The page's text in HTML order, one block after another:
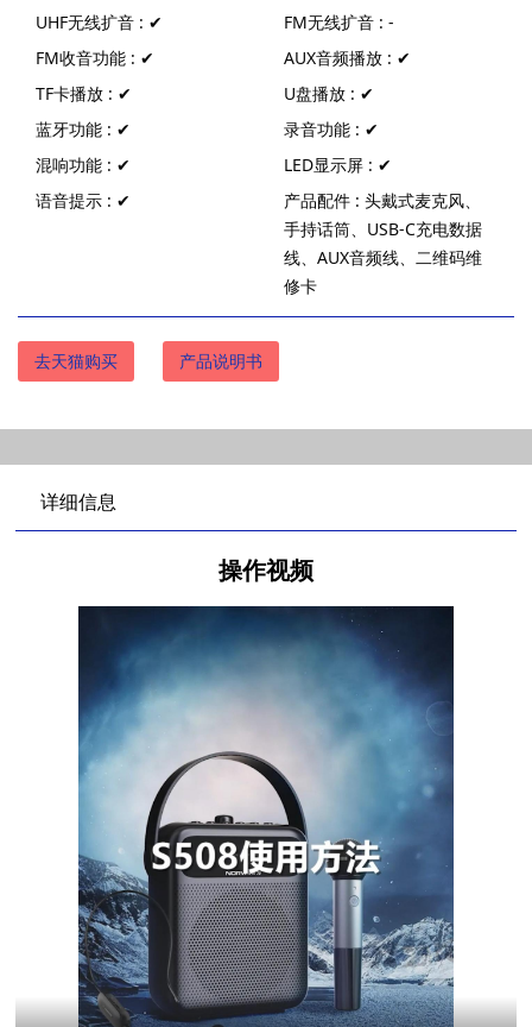
UHF无线扩音 : ✔
FM无线扩音 : -
FM收音功能 : ✔
AUX音频播放 : ✔
TF卡播放 : ✔
U盘播放 : ✔
蓝牙功能 : ✔
录音功能 : ✔
混响功能 : ✔
LED显示屏 : ✔
语音提示 : ✔
产品配件 : 头戴式麦克风、
手持话筒、USB-C充电数据
线、AUX音频线、二维码维
修卡
去天猫购买 产品说明书
详细信息
操作视频